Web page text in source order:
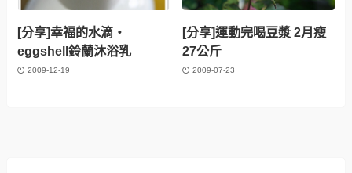
[分享]幸福的水滴‧
eggshell鈴蘭沐浴乳
2009-12-19
[分享]運動完喝豆漿 2月瘦
27公斤
2009-07-23